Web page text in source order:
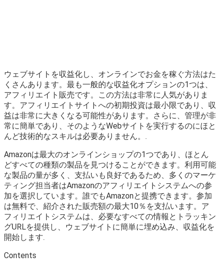
ウェブサイトを収益化し、オンラインでお金を稼ぐ方法はた
くさんあります。最も一般的な収益化オプションの1つは、
アフィリエイト販売です。この方法は非常に人気がありま
す。アフィリエイトサイトへの初期投資は最小限であり、収
益は非常に大きくなる可能性があります。さらに、管理が非
常に簡単であり、そのようなWebサイトを実行するのにほと
んど技術的なスキルは必要ありません。.
Amazonは最大のオンラインショップの1つであり、ほとん
どすべての種類の製品を見つけることができます。利用可能
な製品の量が多く、支払いも良好であるため、多くのマーケ
ティング担当者はAmazonのアフィリエイトシステムへの参
加を選択しています。誰でもAmazonと提携できます。参加
は無料で、紹介された販売額の最大10％を支払います。ア
フィリエイトシステムは、必要なすべての情報とトラッキン
グURLを提供し、ウェブサイトに簡単に埋め込み、収益化を
開始します.
Contents